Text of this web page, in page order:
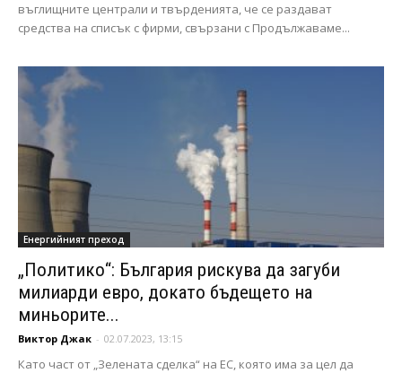
въглищните централи и твърденията, че се раздават
средства на списък с фирми, свързани с Продължаваме...
Енергийният преход
„Политико“: България рискува да загуби
милиарди евро, докато бъдещето на
миньорите...
Виктор Джак - 02.07.2023, 13:15
Като част от „Зелената сделка“ на ЕС, която има за цел да